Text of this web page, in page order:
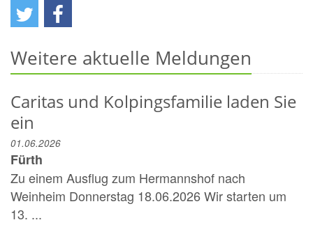
Weitere aktuelle Meldungen
Caritas und Kolpingsfamilie laden Sie
ein
01.06.2026
Fürth
Zu einem Ausflug zum Hermannshof nach
Weinheim Donnerstag 18.06.2026 Wir starten um
13. ...